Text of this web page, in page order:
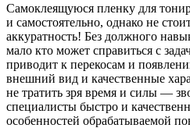
Самоклеящуюся пленку для
и самостоятельно, однако не
аккуратность! Без должного
мало кто может справиться с
приводит к перекосам и
внешний вид и качественные
не тратить зря время и силы —
специалисты быстро и
особенностей обрабатываемой